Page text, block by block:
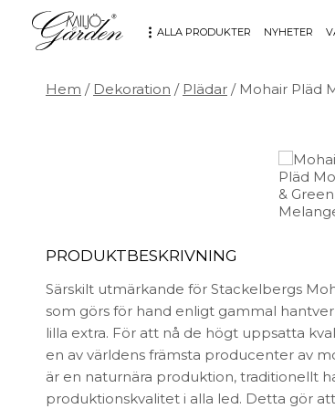
ALLA PRODUKTER
Stolar
Stolsdynor
Utemöbler
Badrum
Barn
Affischer
Dekorativt
Glas &
Klockor
Knoppar
Kök &
Kontor
NYHETER
Hem / Dekoration / Plädar / Mohair Pläd
PRODUKTBESKRIVNING
Särskilt utmärkande för Stackelbergs
som görs för hand enligt gammal
lilla extra. För att nå de högt uppsatta
en av världens främsta producenter av
är en naturnära produktion, traditionellt
produktionskvalitet i alla led. Detta gör